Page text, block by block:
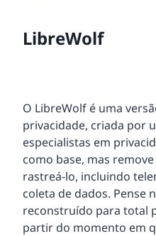
LibreWolf
O LibreWolf é uma
privacidade, criada por
especialistas em
como base, mas
rastreá-lo, incluindo
coleta de dados. Pense
reconstruído para total
partir do momento em